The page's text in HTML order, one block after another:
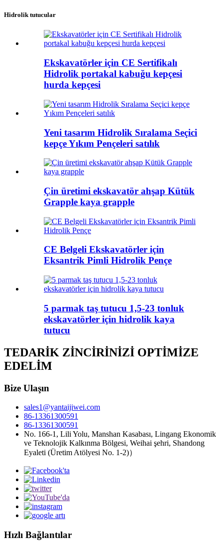
Hidrolik tutucular
Ekskavatörler için CE Sertifikalı
Hidrolik portakal kabuğu kepçesi
hurda kepçesi
Yeni tasarım Hidrolik Sıralama Seçici
kepçe Yıkım Pençeleri satılık
Çin üretimi ekskavatör ahşap Kütük
Grapple kaya grapple
CE Belgeli Ekskavatörler için
Eksantrik Pimli Hidrolik Pençe
5 parmak taş tutucu 1,5-23 tonluk
ekskavatörler için hidrolik kaya
tutucu
TEDARİK ZİNCİRİNİZİ OPTİMİZE
EDELİM
Bize Ulaşın
sales1@yantaijiwei.com
86-13361300591
86-13361300591
No. 166-1, Lili Yolu, Manshan Kasabası, Lingang Ekonomik
ve Teknolojik Kalkınma Bölgesi, Weihai şehri, Shandong
Eyaleti (Üretim Atölyesi No. 1-2)）
Hızlı Bağlantılar